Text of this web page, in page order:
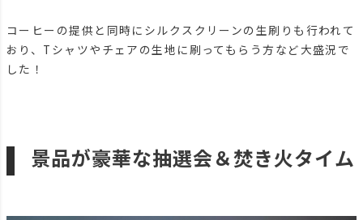
コーヒーの提供と同時にシルクスクリーンの生刷りも行われて
おり、Tシャツやチェアの生地に刷ってもらう方など大盛況で
した！
景品が豪華な抽選会＆焚き火タイム